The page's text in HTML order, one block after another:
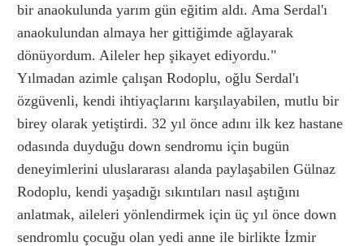
bir anaokulunda yarım gün eğitim aldı. Ama Serdal'ı
anaokulundan almaya her gittiğimde ağlayarak
dönüyordum. Aileler hep şikayet ediyordu."
Yılmadan azimle çalışan Rodoplu, oğlu Serdal'ı
özgüvenli, kendi ihtiyaçlarını karşılayabilen, mutlu bir
birey olarak yetiştirdi. 32 yıl önce adını ilk kez hastane
odasında duyduğu down sendromu için bugün
deneyimlerini uluslararası alanda paylaşabilen Gülnaz
Rodoplu, kendi yaşadığı sıkıntıları nasıl aştığını
anlatmak, aileleri yönlendirmek için üç yıl önce down
sendromlu çocuğu olan yedi anne ile birlikte İzmir